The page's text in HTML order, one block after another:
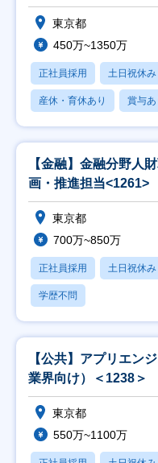
東京都
450万~1350万
正社員採用 土日祝休み
産休・育休あり 賞与あ
【金融】金融分野人
画・推進担当<1261>
東京都
700万~850万
正社員採用 土日祝休み
学歴不問
【公共】アプリエン
業界向け）＜1238＞
東京都
550万~1100万